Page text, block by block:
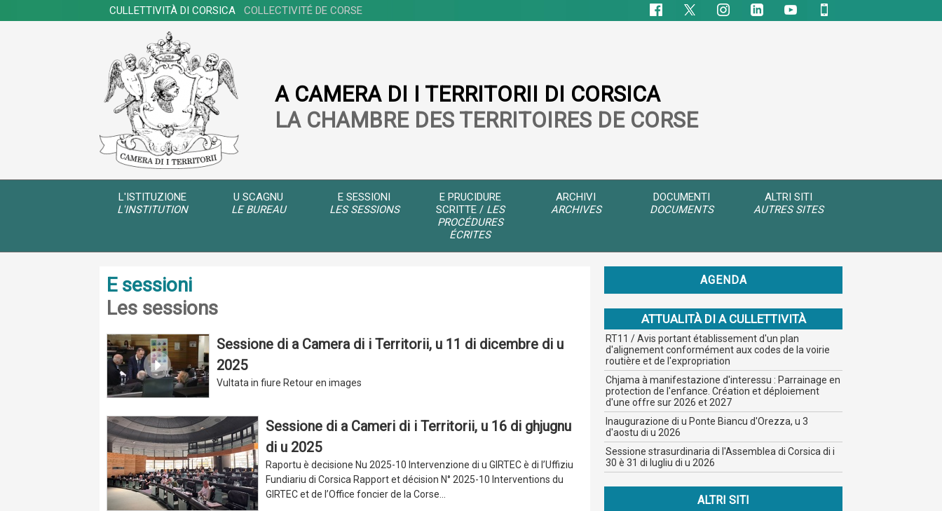
CULLETTIVITÀ DI CORSICA COLLECTIVITÉ DE CORSE
A CAMERA DI I TERRITORII DI CORSICA
LA CHAMBRE DES TERRITOIRES DE CORSE
L'ISTITUZIONE
L'INSTITUTION
U SCAGNU
LE BUREAU
E SESSIONI
LES SESSIONS
E PRUCIDURE
SCRITTE / LES
PROCÉDURES
ÉCRITES
ARCHIVI
ARCHIVES
DOCUMENTI
DOCUMENTS
ALTRI SITI
AUTRES SITES
E sessioni
Les sessions
Sessione di a Camera di i Territorii, u 11 di dicembre di u
2025
Vultata in fiure Retour en images
Sessione di a Cameri di i Territorii, u 16 di ghjugnu
di u 2025
Raportu è decisione Nu 2025-10 Intervenzione di u GIRTEC è di l’Uffiziu
Fundiariu di Corsica Rapport et décision N° 2025-10 Interventions du
GIRTEC et de l’Office foncier de la Corse...
AGENDA
ATTUALITÀ DI A CULLETTIVITÀ
RT11 / Avis portant établissement d'un plan
d'alignement conformément aux codes de la voirie
routière et de l'expropriation
Chjama à manifestazione d'interessu : Parrainage en
protection de l'enfance. Création et déploiement
d'une offre sur 2026 et 2027
Inaugurazione di u Ponte Biancu d'Orezza, u 3
d'aostu di u 2026
Sessione strasurdinaria di l'Assemblea di Corsica di i
30 è 31 di lugliu di u 2026
ALTRI SITI